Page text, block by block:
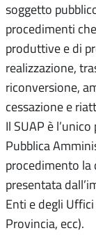
soggetto
procedimenti
produttive e di
realizzazione,
riconversione,
cessazione e
Il SUAP è
Pubblica
procedimento la
presentata
Enti e degli
Provincia, ecc).